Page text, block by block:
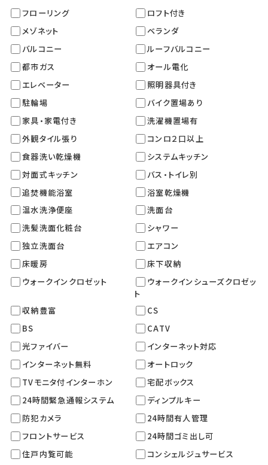
フローリング
ロフト付き
メゾネット
ベランダ
バルコニー
ルーフバルコニー
都市ガス
オール電化
エレベーター
照明器具付き
駐輪場
バイク置場あり
家具・家電付き
洗濯機置場有
外観タイル張り
コンロ２口以上
食器洗い乾燥機
システムキッチン
対面式キッチン
バス・トイレ別
追焚機能浴室
浴室乾燥機
温水洗浄便座
洗面台
洗髪洗面化粧台
シャワー
独立洗面台
エアコン
床暖房
床下収納
ウォークインクロゼット
ウォークインシューズクロゼッ
ト
収納豊富
CS
BS
CATV
光ファイバー
インターネット対応
インターネット無料
オートロック
TVモニタ付インターホン
宅配ボックス
24時間緊急通報システム
ディンプルキー
防犯カメラ
24時間有人管理
フロントサービス
24時間ゴミ出し可
住戸内覧可能
コンシェルジュサービス